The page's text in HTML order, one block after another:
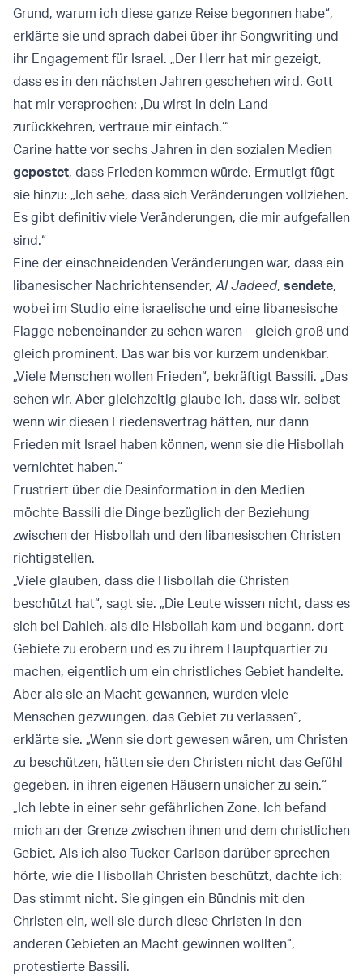
Grund, warum ich diese ganze Reise begonnen habe“,
erklärte sie und sprach dabei über ihr Songwriting und
ihr Engagement für Israel. „Der Herr hat mir gezeigt,
dass es in den nächsten Jahren geschehen wird. Gott
hat mir versprochen: ‚Du wirst in dein Land
zurückkehren, vertraue mir einfach.‘“
Carine hatte vor sechs Jahren in den sozialen Medien
gepostet, dass Frieden kommen würde. Ermutigt fügt
sie hinzu: „Ich sehe, dass sich Veränderungen vollziehen.
Es gibt definitiv viele Veränderungen, die mir aufgefallen
sind.“
Eine der einschneidenden Veränderungen war, dass ein
libanesischer Nachrichtensender,Al Jadeed, sendete,
wobei im Studio eine israelische und eine libanesische
Flagge nebeneinander zu sehen waren – gleich groß und
gleich prominent. Das war bis vor kurzem undenkbar.
„Viele Menschen wollen Frieden“, bekräftigt Bassili. „Das
sehen wir. Aber gleichzeitig glaube ich, dass wir, selbst
wenn wir diesen Friedensvertrag hätten, nur dann
Frieden mit Israel haben können, wenn sie die Hisbollah
vernichtet haben.“
Frustriert über die Desinformation in den Medien
möchte Bassili die Dinge bezüglich der Beziehung
zwischen der Hisbollah und den libanesischen Christen
richtigstellen.
„Viele glauben, dass die Hisbollah die Christen
beschützt hat“, sagt sie. „Die Leute wissen nicht, dass es
sich bei Dahieh, als die Hisbollah kam und begann, dort
Gebiete zu erobern und es zu ihrem Hauptquartier zu
machen, eigentlich um ein christliches Gebiet handelte.
Aber als sie an Macht gewannen, wurden viele
Menschen gezwungen, das Gebiet zu verlassen“,
erklärte sie. „Wenn sie dort gewesen wären, um Christen
zu beschützen, hätten sie den Christen nicht das Gefühl
gegeben, in ihren eigenen Häusern unsicher zu sein.“
„Ich lebte in einer sehr gefährlichen Zone. Ich befand
mich an der Grenze zwischen ihnen und dem christlichen
Gebiet. Als ich also Tucker Carlson darüber sprechen
hörte, wie die Hisbollah Christen beschützt, dachte ich:
Das stimmt nicht. Sie gingen ein Bündnis mit den
Christen ein, weil sie durch diese Christen in den
anderen Gebieten an Macht gewinnen wollten“,
protestierte Bassili.